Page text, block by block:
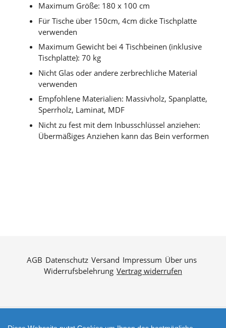
Maximum Größe: 180 x 100 cm
Für Tische über 150cm, 4cm dicke Tischplatte
verwenden
Maximum Gewicht bei 4 Tischbeinen (inklusive
Tischplatte): 70 kg
Nicht Glas oder andere zerbrechliche Material
verwenden
Empfohlene Materialien: Massivholz, Spanplatte,
Sperrholz, Laminat, MDF
Nicht zu fest mit dem Inbusschlüssel anziehen:
Übermäßiges Anziehen kann das Bein verformen
AGB Datenschutz Versand Impressum Über uns
Widerrufsbelehrung Vertrag widerrufen